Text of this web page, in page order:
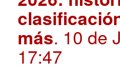
más. 10 de
17:47